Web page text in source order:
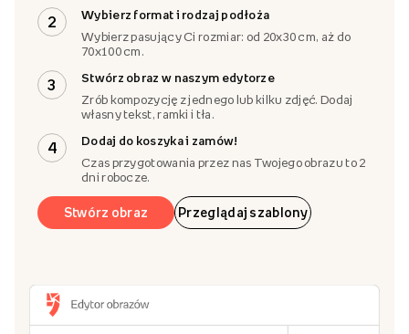
2
Wybierz format i rodzaj podłoża
Wybierz pasujący Ci rozmiar: od 20x30 cm, aż do
70x100 cm.
3
Stwórz obraz w naszym edytorze
Zrób kompozycję z jednego lub kilku zdjęć. Dodaj
własny tekst, ramki i tła.
4
Dodaj do koszyka i zamów!
Czas przygotowania przez nas Twojego obrazu to 2
dni robocze.
Stwórz obraz Przeglądaj szablony